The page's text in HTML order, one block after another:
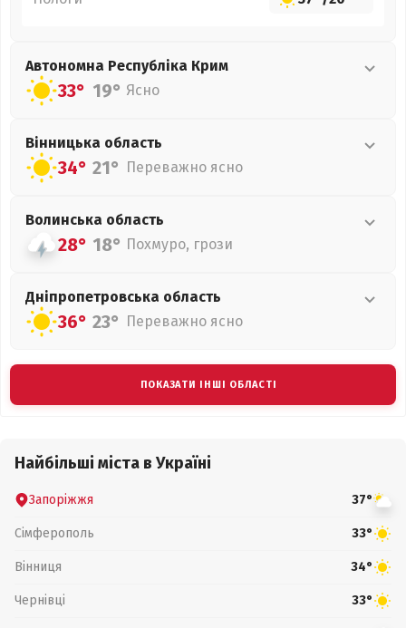
Автономна Республіка Крим
33° 19° Ясно
Вінницька область
34° 21° Переважно ясно
Волинська область
28° 18° Похмуро, грози
Дніпропетровська область
36° 23° Переважно ясно
ПОКАЗАТИ ІНШІ ОБЛАСТІ
Найбільші міста в Україні
Запоріжжя 37°
Сімферополь 33°
Вінниця 34°
Чернівці 33°